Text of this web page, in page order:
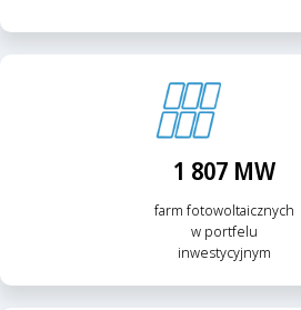
1 807 MW
farm fotowoltaicznych
w portfelu
inwestycyjnym